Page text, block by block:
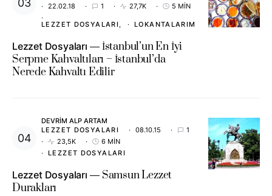
22.02.18
1 27,7K 5 MIN
LEZZET DOSYALARI LOKANTALARIM
Lezzet Dosyaları
İstanbul’un En İyi
Serpme Kahvaltıları – İstanbul’da
Nerede Kahvaltı Edilir
DEVRIM ALP ARTAM
LEZZET DOSYALARI
08.10.15
1
23,5K
6 MIN
LEZZET DOSYALARI
Lezzet Dosyaları
Samsun Lezzet
Durakları